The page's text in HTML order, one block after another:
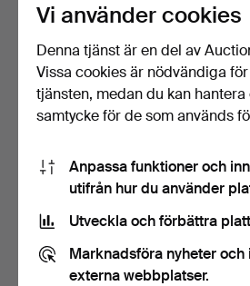
VÄSKA, Valter Valentino,
Italien, design R…
Klubbades 17 jul 2026
3 bud
1 bud
Vi använder cookies
Denna tjänst är en del av
Vissa cookies är nödvändiga
tjänsten, medan du kan
samtycke för de som används
Anpassa funktioner och
utifrån hur du använder
Utveckla och förbättra
Marknadsföra nyheter
externa webbplatser.